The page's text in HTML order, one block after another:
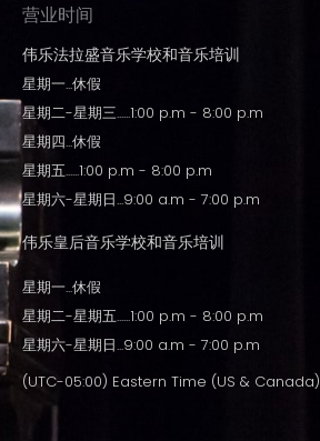
营业时间
伟乐法拉盛音乐学校和音乐培训
星期一...休假
星期二-星期三......1:00 p.m - 8:00 p.m
星期四...休假
星期五......1:00 p.m - 8:00 p.m
星期六-星期日...9:00 a.m - 7:00 p.m
伟乐皇后音乐学校和音乐培训
星期一...休假
星期二-星期五......1:00 p.m - 8:00 p.m
星期六-星期日...9:00 a.m - 7:00 p.m
(UTC-05:00) Eastern Time (US & Canada)